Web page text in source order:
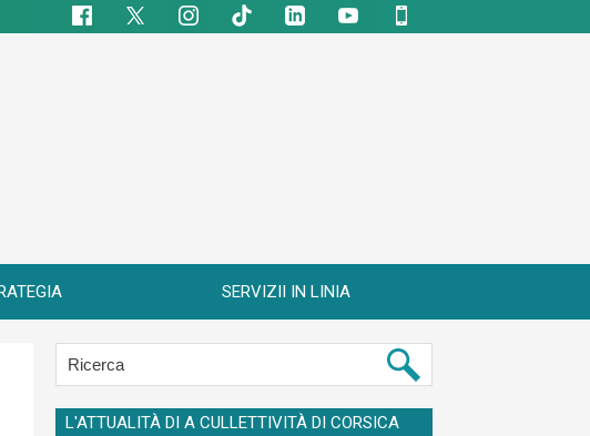
SERVIZII IN LINIA
L'ATTUALITÀ DI A CULLETTIVITÀ DI CORSICA